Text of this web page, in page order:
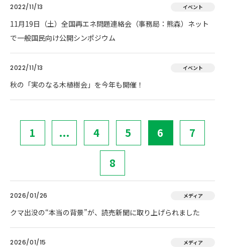
2022/11/13 イベント
11月19日（土）全国再エネ問題連絡会（事務局：熊森）ネット
で一般国民向け公開シンポジウム
2022/11/13 イベント
秋の「実のなる木植樹会」を今年も開催！
1 ... 4 5 6 7
8
2026/01/26 メディア
クマ出没の“本当の背景”が、読売新聞に取り上げられました
2026/01/15 メディア